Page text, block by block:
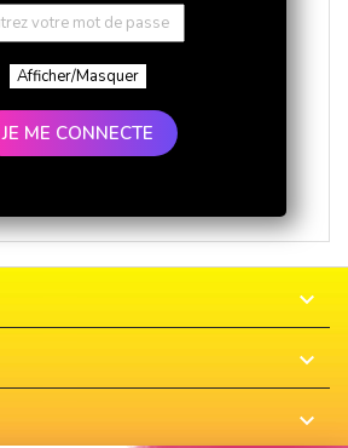
Afficher/Masquer
JE ME CONNECTE


